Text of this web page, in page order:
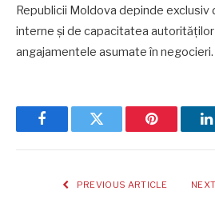
Republicii Moldova depinde
interne și de capacitatea autorităților
angajamentele asumate în negocieri.
FacebookTwitter Pinterest
PREVIOUS ARTICLE